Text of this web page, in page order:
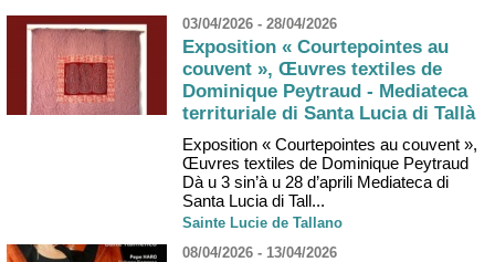
03/04/2026 - 28/04/2026
Exposition « Courtepointes au
couvent », Œuvres textiles de
Dominique Peytraud - Mediateca
territuriale di Santa Lucia di Tallà
Exposition « Courtepointes au couvent »,
Œuvres textiles de Dominique Peytraud
Dà u 3 sin’à u 28 d’aprili Mediateca di
Santa Lucia di Tall...
Sainte Lucie de Tallano
08/04/2026 - 13/04/2026